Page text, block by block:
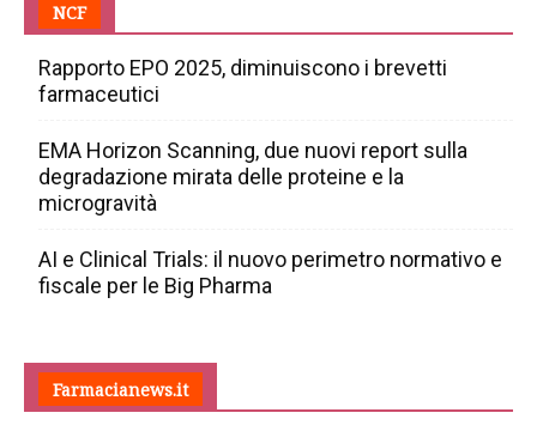
NCF
Rapporto EPO 2025, diminuiscono i brevetti
farmaceutici
EMA Horizon Scanning, due nuovi report sulla
degradazione mirata delle proteine e la
microgravità
AI e Clinical Trials: il nuovo perimetro normativo e
fiscale per le Big Pharma
Farmacianews.it